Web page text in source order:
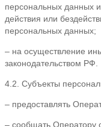
персональных данных
действия или
персональных данных;
– на осуществление
законодательством РФ.
4.2. Субъекты
– предоставлять
– сообщать Оператору